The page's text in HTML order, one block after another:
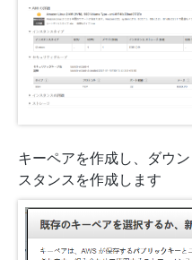
キーペアを作成し、ダウ
スタンスを作成します